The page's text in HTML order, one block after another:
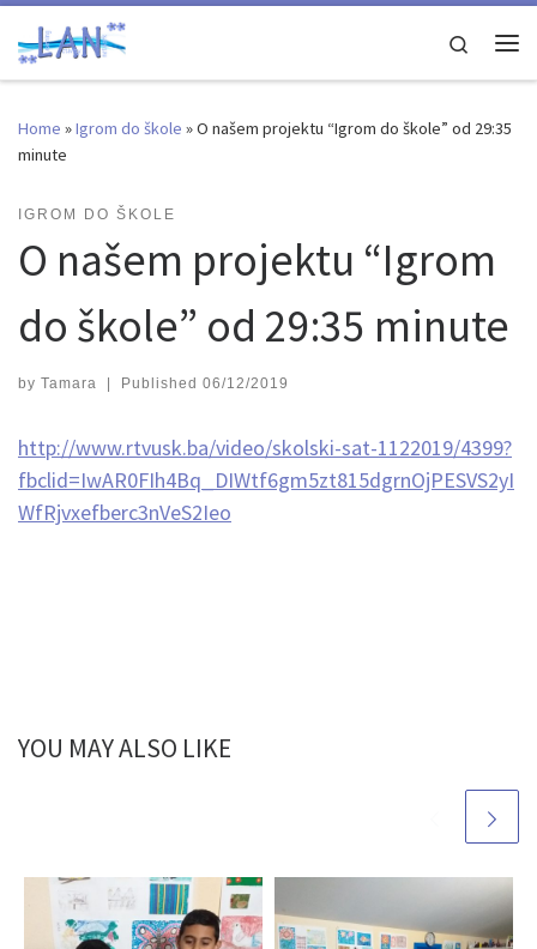
Skip to content
Search
Home »Igrom do škole »O našem projektu “Igrom do škole” od 29:35
minute
IGROM DO ŠKOLE
O našem projektu “Igrom
do škole” od 29:35 minute
by Tamara | Published 06/12/2019
http://www.rtvusk.ba/video/skolski-sat-1122019/4399?
fbclid=IwAR0FIh4Bq_DIWtf6gm5zt815dgrnOjPESVS2yI
WfRjvxefberc3nVeS2Ieo
YOU MAY ALSO LIKE